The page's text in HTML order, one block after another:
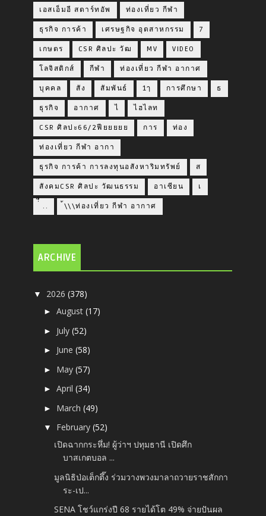
เอสเอ็มอี สตาร์ทอัพ ท่องเที่ยว กีฬา
ธุรกิจ การค้า เศรษฐกิจ อุตสาหกรรม 7
เกษตร CSR ศิลปะ วัฒ MV VIDEO
โลจิสติกส์ กีฬา ท่องเที่ยว กีฬา อากาศ
บุคคล สัง สัมพันธ์ 1ๅ การศึกษา ธ
ธุรกิจ อากาศ ไ ไฮไลท
CSR ศิลปะ66/2ฟียยยยย การ ท่อง
ท่องเที่ยว กีฬา อากา
ธุรกิจ การค้า การลงทุนอสังหาริมทรัพย์ ส
สังคมCSR ศิลปะ วัฒนธรรม อาเซียน เ
่่ื​ .. ้\\\ท่องเที่ยว กีฬา อากาศ
ARCHIVE
▼ 2026(378)
►August(17)
► July(52)
► June(58)
► May(57)
►April(34)
► March(49)
▼ February(52)
เปิดฉากกระหึ่ม! ผู้ว่าฯ ปทุมธานี เปิดศึก
บาสเกตบอล ...
มูลนิธิป่อเต็กตึ๊ง ร่วมวางพวงมาลาถวายราชสักกา
ระ-เป...
SENA โชว์แกร่งปี 68 รายได้โต 49% จ่ายปันผล